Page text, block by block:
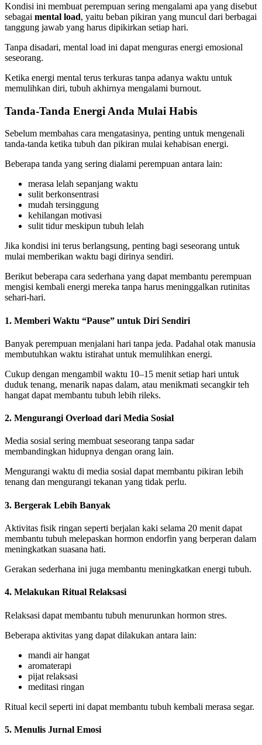
Kondisi ini membuat perempuan sering mengalami apa yang disebut
sebagai mental load, yaitu beban pikiran yang muncul dari berbagai
tanggung jawab yang harus dipikirkan setiap hari.
Tanpa disadari, mental load ini dapat menguras energi emosional
seseorang.
Ketika energi mental terus terkuras tanpa adanya waktu untuk
memulihkan diri, tubuh akhirnya mengalami burnout.
Tanda-Tanda Energi Anda Mulai Habis
Sebelum membahas cara mengatasinya, penting untuk mengenali
tanda-tanda ketika tubuh dan pikiran mulai kehabisan energi.
Beberapa tanda yang sering dialami perempuan antara lain:
merasa lelah sepanjang waktu
sulit berkonsentrasi
mudah tersinggung
kehilangan motivasi
sulit tidur meskipun tubuh lelah
Jika kondisi ini terus berlangsung, penting bagi seseorang untuk
mulai memberikan waktu bagi dirinya sendiri.
Berikut beberapa cara sederhana yang dapat membantu perempuan
mengisi kembali energi mereka tanpa harus meninggalkan rutinitas
sehari-hari.
1. Memberi Waktu “Pause” untuk Diri Sendiri
Banyak perempuan menjalani hari tanpa jeda. Padahal otak manusia
membutuhkan waktu istirahat untuk memulihkan energi.
Cukup dengan mengambil waktu 10–15 menit setiap hari untuk
duduk tenang, menarik napas dalam, atau menikmati secangkir teh
hangat dapat membantu tubuh lebih rileks.
2. Mengurangi Overload dari Media Sosial
Media sosial sering membuat seseorang tanpa sadar
membandingkan hidupnya dengan orang lain.
Mengurangi waktu di media sosial dapat membantu pikiran lebih
tenang dan mengurangi tekanan yang tidak perlu.
3. Bergerak Lebih Banyak
Aktivitas fisik ringan seperti berjalan kaki selama 20 menit dapat
membantu tubuh melepaskan hormon endorfin yang berperan dalam
meningkatkan suasana hati.
Gerakan sederhana ini juga membantu meningkatkan energi tubuh.
4. Melakukan Ritual Relaksasi
Relaksasi dapat membantu tubuh menurunkan hormon stres.
Beberapa aktivitas yang dapat dilakukan antara lain:
mandi air hangat
aromaterapi
pijat relaksasi
meditasi ringan
Ritual kecil seperti ini dapat membantu tubuh kembali merasa segar.
5. Menulis Jurnal Emosi